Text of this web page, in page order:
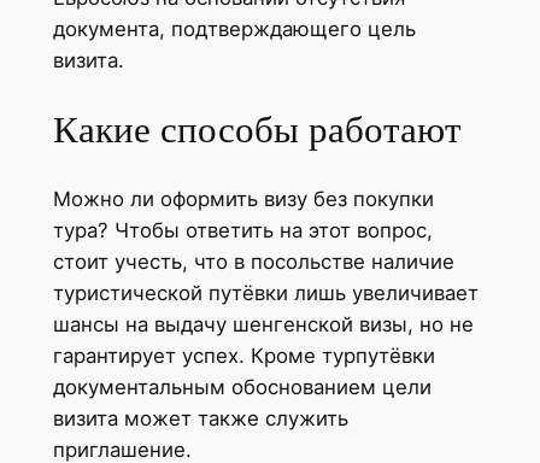
документа, подтверждающего цель
визита.
Какие способы работают
Можно ли оформить визу без покупки
тура? Чтобы ответить на этот вопрос,
стоит учесть, что в посольстве наличие
туристической путёвки лишь увеличивает
шансы на выдачу шенгенской визы, но не
гарантирует успех. Кроме турпутёвки
документальным обоснованием цели
визита может также служить
приглашение.